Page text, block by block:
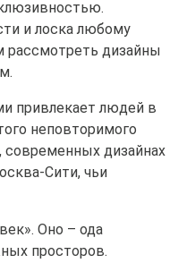
и лоска любому
рассмотреть дизайны
привлекает людей в
неповторимого
современных дизайнах
Сити, чьи
Оно – ода
просторов.